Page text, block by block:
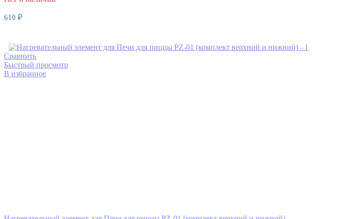
610 ₽
Сравнить
Быстрый просмотр
В избранное